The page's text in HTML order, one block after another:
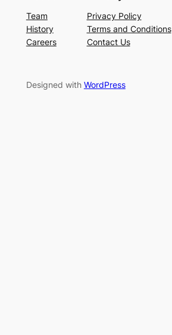
Team
History
Careers
Privacy Policy
Terms and Conditions
Contact Us
Designed with WordPress